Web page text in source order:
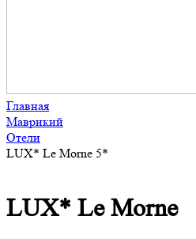
Главная
Маврикий
Отели
LUX* Le Morne 5*
LUX* Le Morne